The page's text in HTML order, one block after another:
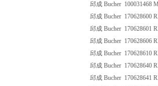
邱成 Bucher 100031468
邱成 Bucher 170628600
邱成 Bucher 170628601
邱成 Bucher 170628606
邱成 Bucher 170628610
邱成 Bucher 170628640
邱成 Bucher 170628641